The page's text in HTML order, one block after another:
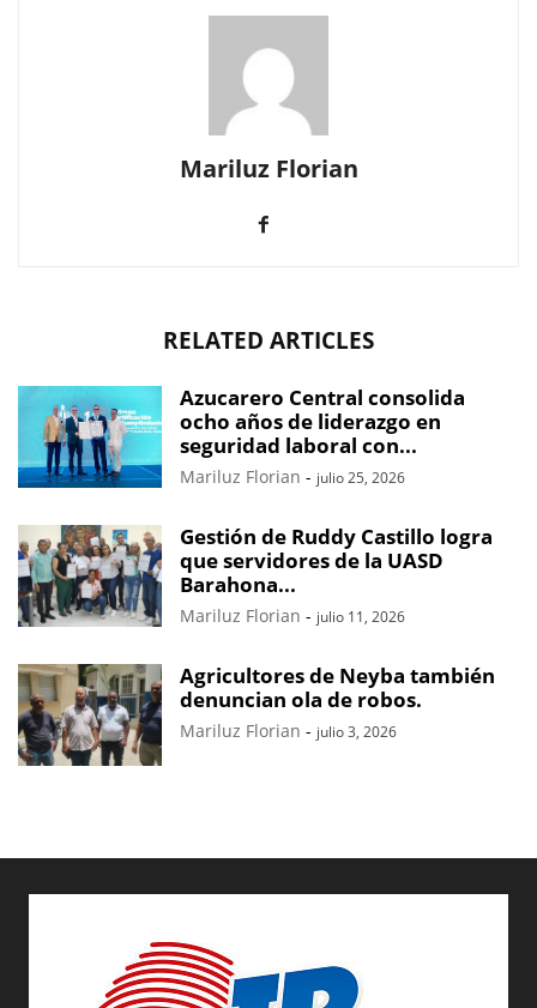
Mariluz Florian
RELATED ARTICLES
Azucarero Central consolida
ocho años de liderazgo en
seguridad laboral con...
Mariluz Florian - julio 25, 2026
Gestión de Ruddy Castillo logra
que servidores de la UASD
Barahona...
Mariluz Florian - julio 11, 2026
Agricultores de Neyba también
denuncian ola de robos.
Mariluz Florian - julio 3, 2026